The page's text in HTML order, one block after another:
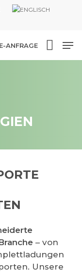
ANFRAGE
– von
Unsere